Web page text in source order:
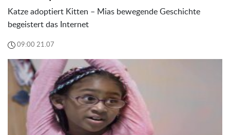
Katze adoptiert Kitten – Mias bewegende Geschichte
begeistert das Internet
09:00 21.07